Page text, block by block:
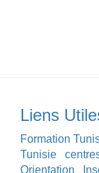
Liens
Formation
Tunisie
Orientation